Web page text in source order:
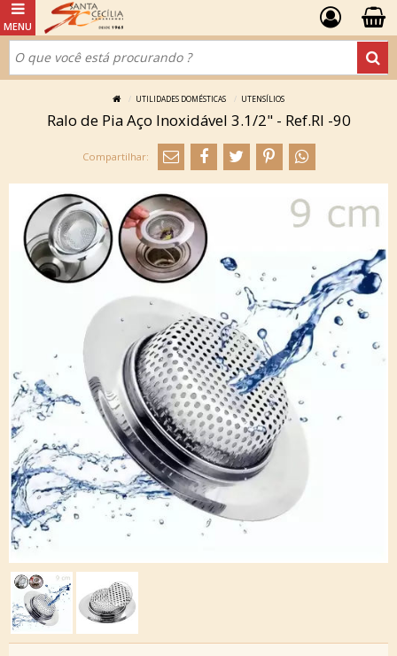
UTILIDADES DOMÉSTICAS UTENSÍLIOS
Ralo de Pia Aço Inoxidável 3.1/2" - Ref.Rl -90